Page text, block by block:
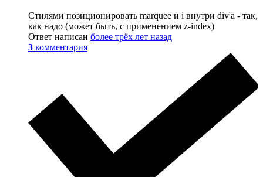
Стилями позиционировать marquee и i внутри div'а - так,
как надо (может быть, с применением z-index)
Ответ написан более трёх лет назад
3 комментария